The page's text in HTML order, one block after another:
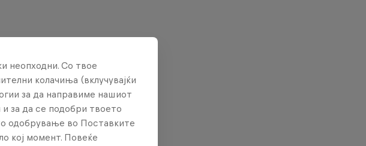
неопходни. Со твое
колачиња (вклучувајќи
за да направиме нашиот
за да се подобри твоето
одобрување во Поставките
кој момент. Повеќе